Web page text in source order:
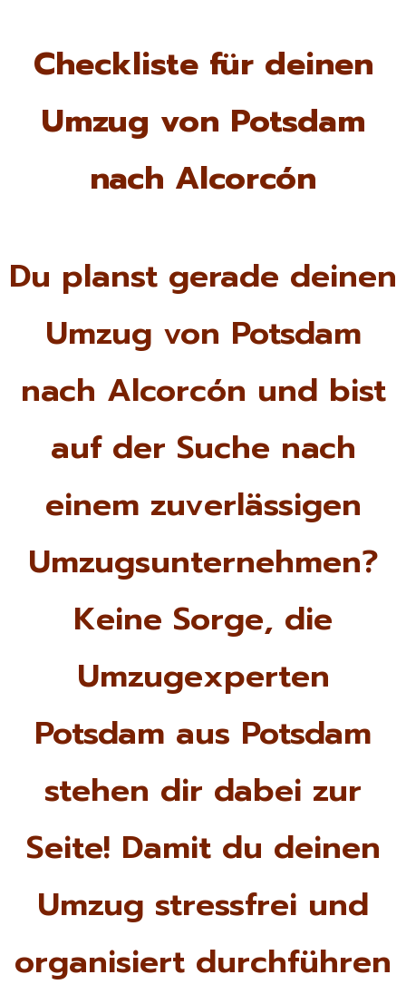
Checkliste für deinen
Umzug von Potsdam
nach Alcorcón
Du planst gerade deinen
Umzug von Potsdam
nach Alcorcón und bist
auf der Suche nach
einem zuverlässigen
Umzugsunternehmen?
Keine Sorge, die
Umzugexperten
Potsdam aus Potsdam
stehen dir dabei zur
Seite! Damit du deinen
Umzug stressfrei und
organisiert durchführen